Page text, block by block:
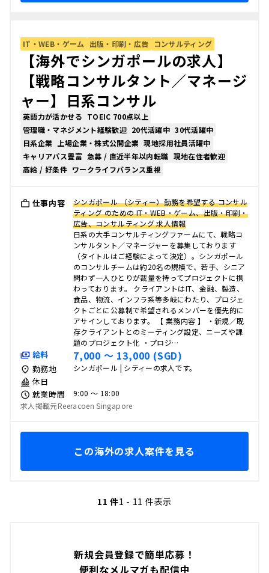
新規会員登録で簡単応募！
便利なメルマガも配信中
IT・WEB・ゲーム 出版・印刷・広告 コンサルティング
【海外でシンガポールの求人】
【戦略コンサルタント／マネージ
ャー】日系コンサル
英語力が活かせる TOEIC 700点以上
管理職・マネジメント経験歓迎 20代活躍中 30代活躍中
日系企業
上場企業・株式公開企業 現地採用社員活躍中
キャリアパス豊富 急募 / 直近半年以内転職 現地在住者歓迎
高給 / 好条件 ワークライフバランス重視
仕事内容
シンガポール （シティー）勤務を希望する コンサル
ティング のための IT・WEB・ゲーム、出版・印刷・
広告、コンサルティング 求人情報
日系の大手コンサルティングファームにて、戦略コ
ンサルタント／マネージャーを募集しております
（タイトルはご経験によって決定）。シンガポール
のコンサルチームは約20名の規模で、若手、シニア
問わず一人ひとりが裁量を持ってプロジェクトに携
わっております。 クライアントはIT、金融、製造、
食品、物流、インフラ系等多岐にわたり、プロジェ
クトごとに公募制で希望されるメンバーを優先的に
アサインしております。 【 業務内容 】 ・新規／既
存クライアントとのミーティング設定、ニーズや課
題のプロジェクト化 ・プロジ…
給料 7,000 〜 13,000 (SGD)
勤務地 シンガポール | シティーの求人です。
休日
就業時間
9:00 〜 18:00
求人掲載元Reeracoen Singapore
この海外の求人案件を見る
11 件1 - 11 件表示